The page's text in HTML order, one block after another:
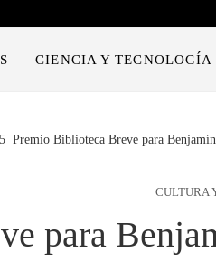
CIENCIA Y TECNOLOGÍA
Premio Biblioteca Breve para
CULTURA
para